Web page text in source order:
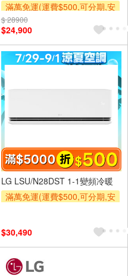
滿萬免運(運費$500,可分期,安
裝跨區費另計,單品未滿1萬元
及使用6期以上分期0利率,需付
基本安裝運費)
滿額贈券
$ 28900
$24,900
LG LSU/N28DST 1-1變頻冷暖
滿萬免運(運費$500,可分期,安
滿額折$500
滿額贈券
$30,490